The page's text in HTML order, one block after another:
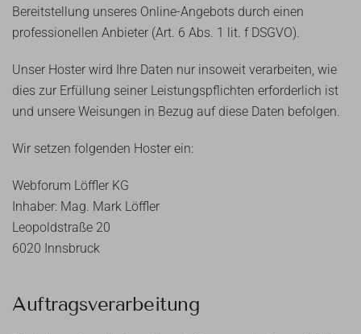
Bereitstellung unseres Online-Angebots durch einen
professionellen Anbieter (Art. 6 Abs. 1 lit. f DSGVO).
Unser Hoster wird Ihre Daten nur insoweit verarbeiten, wie
dies zur Erfüllung seiner Leistungspflichten erforderlich ist
und unsere Weisungen in Bezug auf diese Daten befolgen.
Wir setzen folgenden Hoster ein:
Webforum Löffler KG
Inhaber: Mag. Mark Löffler
Leopoldstraße 20
6020 Innsbruck
Auftragsverarbeitung